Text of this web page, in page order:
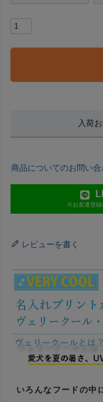
入荷
商品についてのお問い合
※お友達登録
レビューを書く
いろんなフードの中